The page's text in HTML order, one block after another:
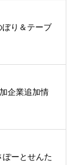
り＆テーブ
企業追加情
ぽーとせんた